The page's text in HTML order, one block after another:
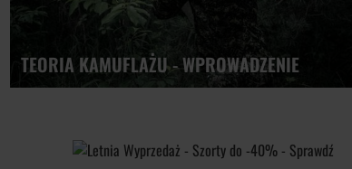
TEORIA KAMUFLAŻU - WPROWADZENIE